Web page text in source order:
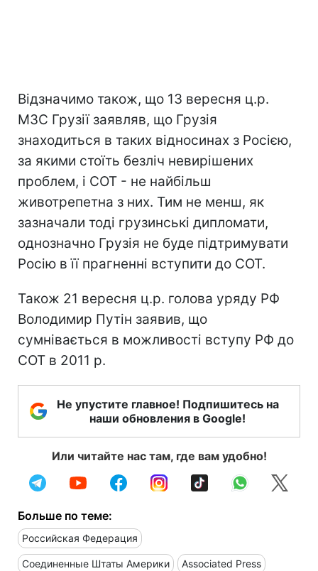
Відзначимо також, що 13 вересня ц.р.
МЗС Грузії заявляв, що Грузія
знаходиться в таких відносинах з Росією,
за якими стоїть безліч невирішених
проблем, і СОТ - не найбільш
животрепетна з них. Тим не менш, як
зазначали тоді грузинські дипломати,
однозначно Грузія не буде підтримувати
Росію в її прагненні вступити до СОТ.
Також 21 вересня ц.р. голова уряду РФ
Володимир Путін заявив, що
сумнівається в можливості вступу РФ до
СОТ в 2011 р.
Не упустите главное! Подпишитесь на
наши обновления в Google!
Или читайте нас там, где вам удобно!
Больше по теме:
Российская Федерация
Соединенные Штаты Америки Associated Press